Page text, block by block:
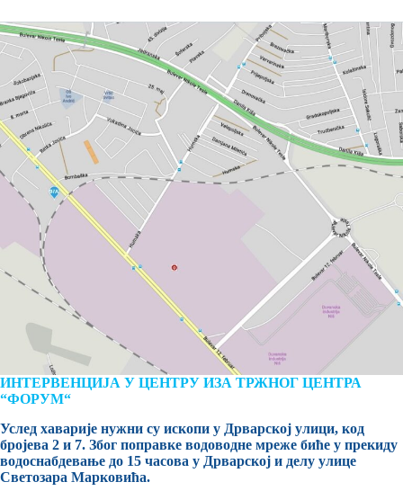
ИНТЕРВЕНЦИЈА У ЦЕНТРУ ИЗА ТРЖНОГ ЦЕНТРА
“ФОРУМ“
Услед хаварије нужни су ископи у Дрварској улици, код
бројева 2 и 7. Због поправке водоводне мреже биће у прекиду
водоснабдевање до 15 часова у Дрварској и делу улице
Светозара Марковића.